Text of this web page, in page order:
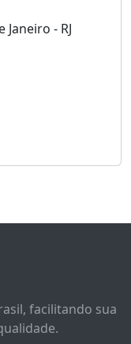
- RJ
facilitando sua